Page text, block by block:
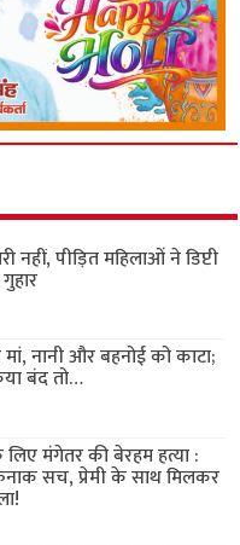
नहीं, पीड़ित महिलाओं ने डिप्टी
नानी और बहनोई को काटा;
बंद तो…
मंगेतर की बेरहम हत्या :
सच, प्रेमी के साथ मिलकर